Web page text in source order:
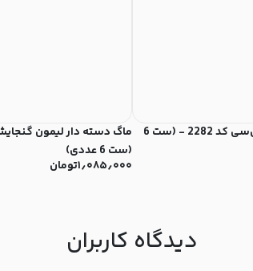
فنجان لیمون گنجایش 285 سی‌سی کد 2282 - (ست 6
(ست 6 عددی)
۱٫۰۸۵٫۰۰۰تومان
دیدگاه کاربران